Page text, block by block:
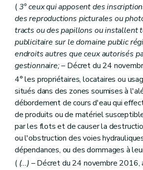
(3° ceux qui apposent des
des reproductions picturales ou
tracts ou des papillons ou installent
publicitaire sur le domaine public
endroits autres que ceux autorisés
gestionnaire;– Décret du 24
4° les propriétaires, locataires ou
situés dans des zones soumises à
débordement de cours d'eau qui
de produits ou de matériel
par les flots et de causer la
ou l'obstruction des voies
dépendances, ou des dommages à
( (...) – Décret du 24 novembre 2016,